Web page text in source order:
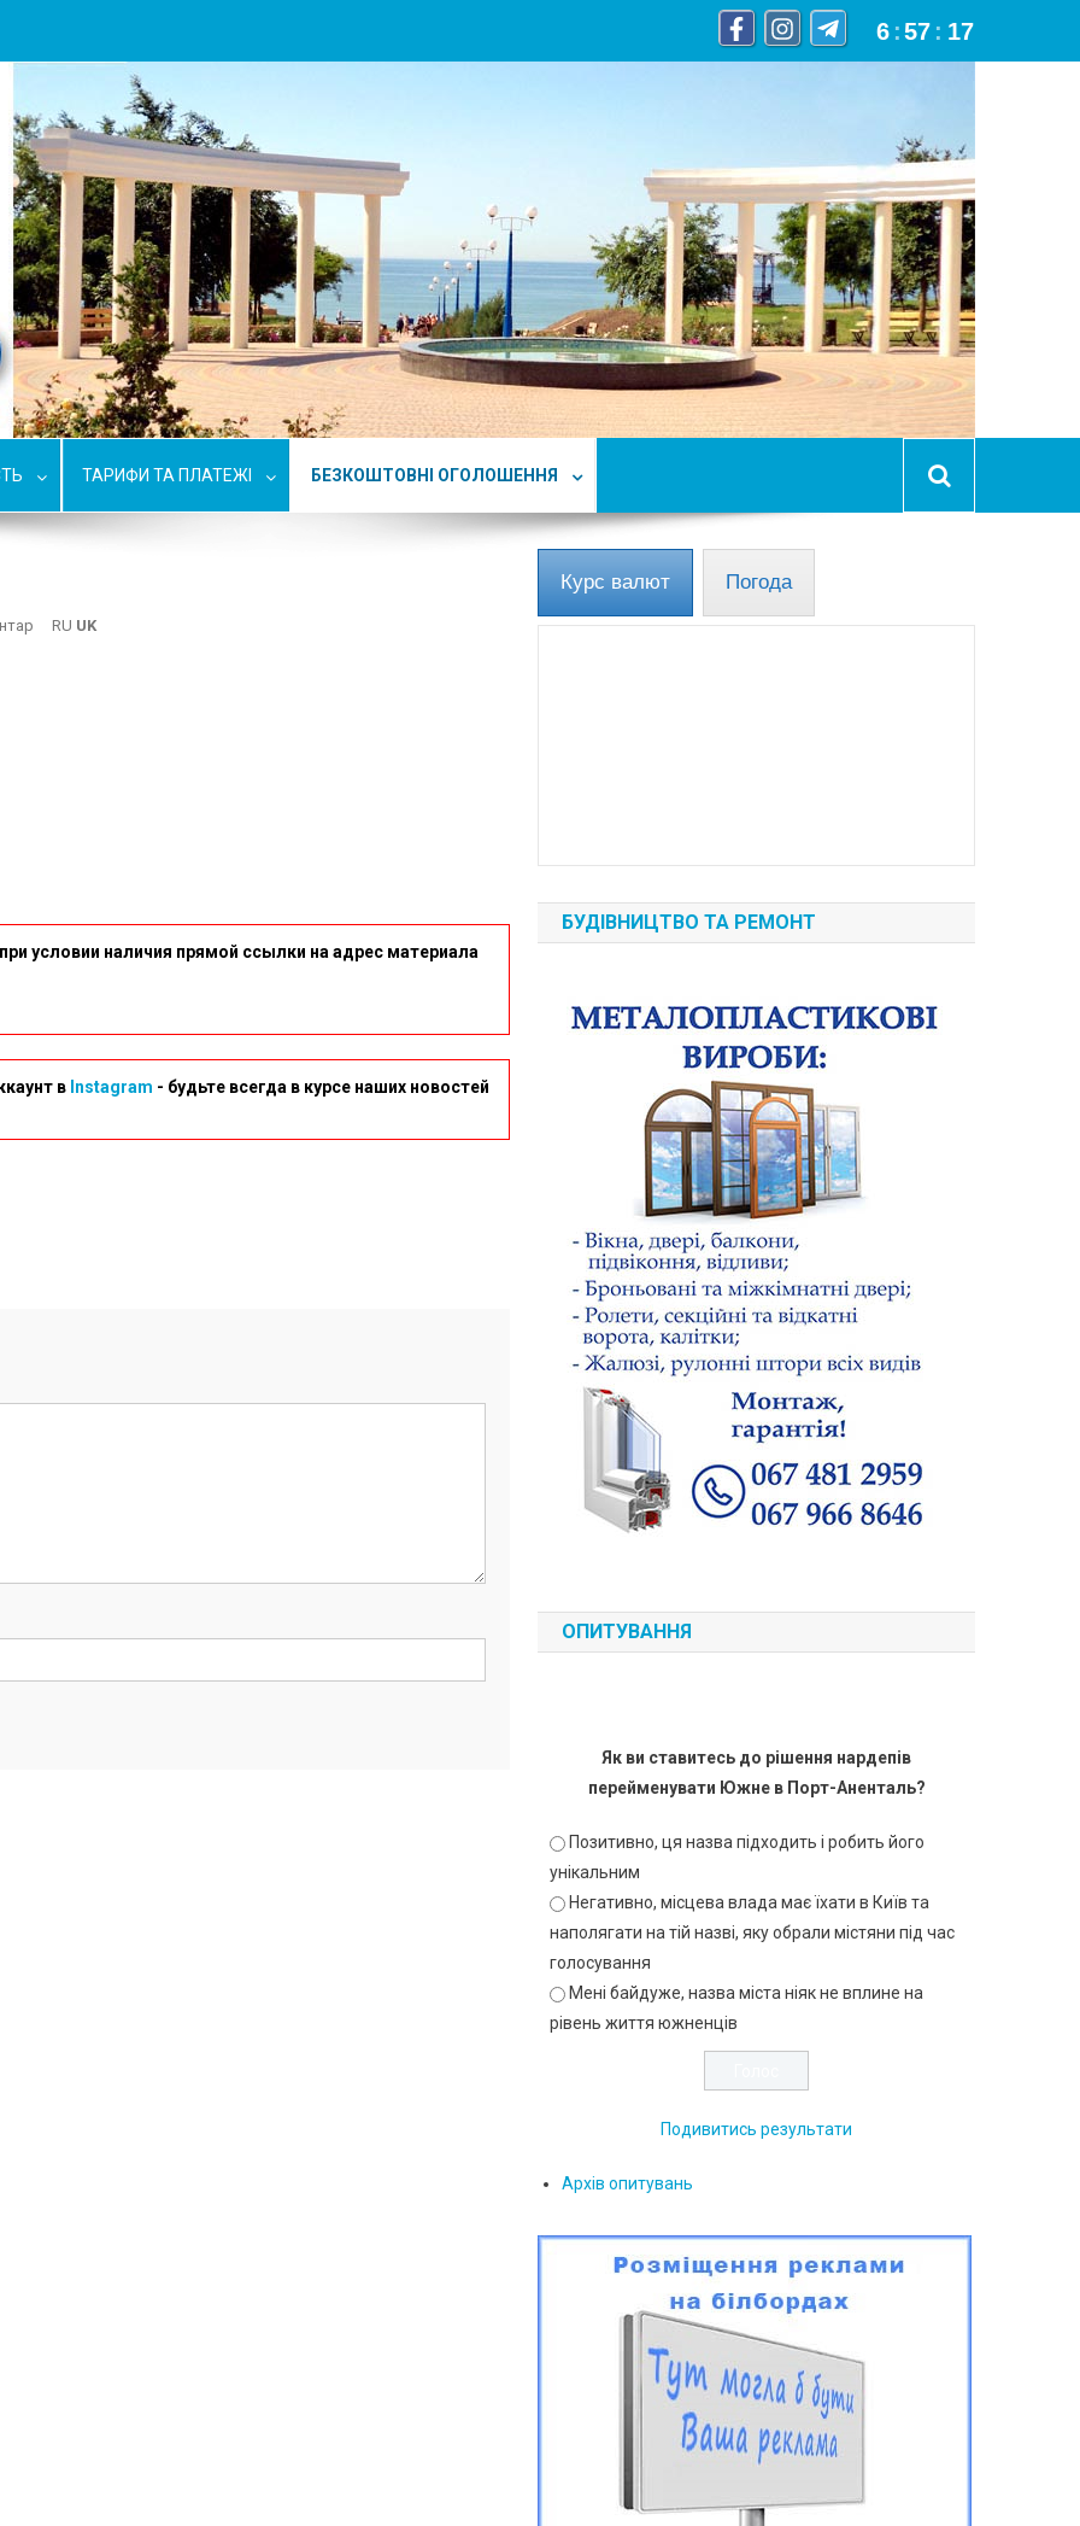
6 :57 : 18
ТАРИФИ ТА ПЛАТЕЖІ БЕЗКОШТОВНІ ОГОЛОШЕННЯ
RU UK
условии наличия прямой ссылки на адрес материала
в Instagram - будьте всегда в курсе наших новостей
Курс валют Погода
БУДІВНИЦТВО ТА РЕМОНТ
ОПИТУВАННЯ
Як ви ставитесь до рішення нардепів
перейменувати Южне в Порт-Аненталь?
Позитивно, ця назва підходить і робить його
унікальним
Негативно, місцева влада має їхати в Київ та
наполягати на тій назві, яку обрали містяни під час
голосування
Мені байдуже, назва міста ніяк не вплине на
рівень життя южненців
Подивитись результати
Архів опитувань